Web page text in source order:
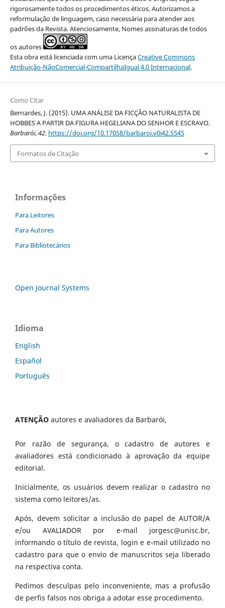
rigorosamente todos os procedimentos éticos. Autorizamos a
reformulação de linguagem, caso necessária para atender aos
padrões da Revista. Atenciosamente, Nomes assinaturas de todos
os autores
Esta obra está licenciada com uma LicençaCreative Commons
Atribuição-NãoComercial-CompartilhaIgual 4.0 Internacional.
Como Citar
Bernardes, J. (2015). UMA ANÁLISE DA FICÇÃO NATURALISTA DE
HOBBES A PARTIR DA FIGURA HEGELIANA DO SENHOR E ESCRAVO.
Barbarói,42. https://doi.org/10.17058/barbaroi.v0i42.5545
Formatos de Citação
Informações
Para Leitores
Para Autores
Para Bibliotecários
Open Journal Systems
Idioma
English
Español
Português
ATENÇÃO autores e avaliadores da Barbarói,
Por razão de segurança, o cadastro de autores e
avaliadores está condicionado à aprovação da equipe
editorial.
Inicialmente, os usuários devem realizar o cadastro no
sistema como leitores/as.
Após, devem solicitar a inclusão do papel de AUTOR/A
e/ou AVALIADOR por e-mail jorgesc@unisc.br,
informando o título de revista, login e e-mail utilizado no
cadastro para que o envio de manuscritos seja liberado
na respectiva conta.
Pedimos desculpas pelo inconveniente, mas a profusão
de perfis falsos nos obriga a adotar esse procedimento.